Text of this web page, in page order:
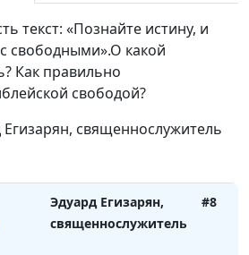
текст: «Познайте истину, и
свободными».О какой
Как правильно
свободой?
Егизарян, священнослужитель
Александр Синицын,
священнослужитель
#11
Александр Синицын,
священнослужитель
Александр Синицын,
Эдуард Егизарян,
священнослужитель
#8